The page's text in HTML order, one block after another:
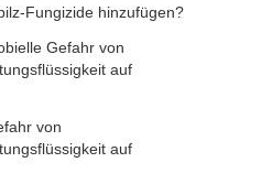
Fungizide hinzufügen?
Gefahr von
auf
von
auf